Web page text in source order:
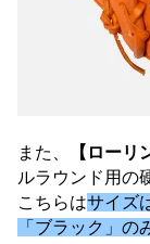
また、 【ローリ
ルラウンド用の
こちらはサイズ
「ブラック」の